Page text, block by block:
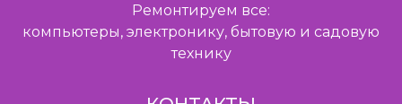
Ремонтируем все:
компьютеры, электронику, бытовую и садовую
технику